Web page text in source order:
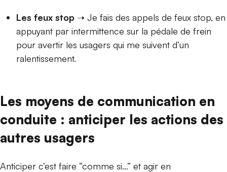
Les feux stop ➝ Je fais des appels de feux stop, en
appuyant par intermittence sur la pédale de frein
pour avertir les usagers qui me suivent d’un
ralentissement.
Les moyens de communication en
conduite : anticiper les actions des
autres usagers
Anticiper c’est faire “comme si…” et agir en